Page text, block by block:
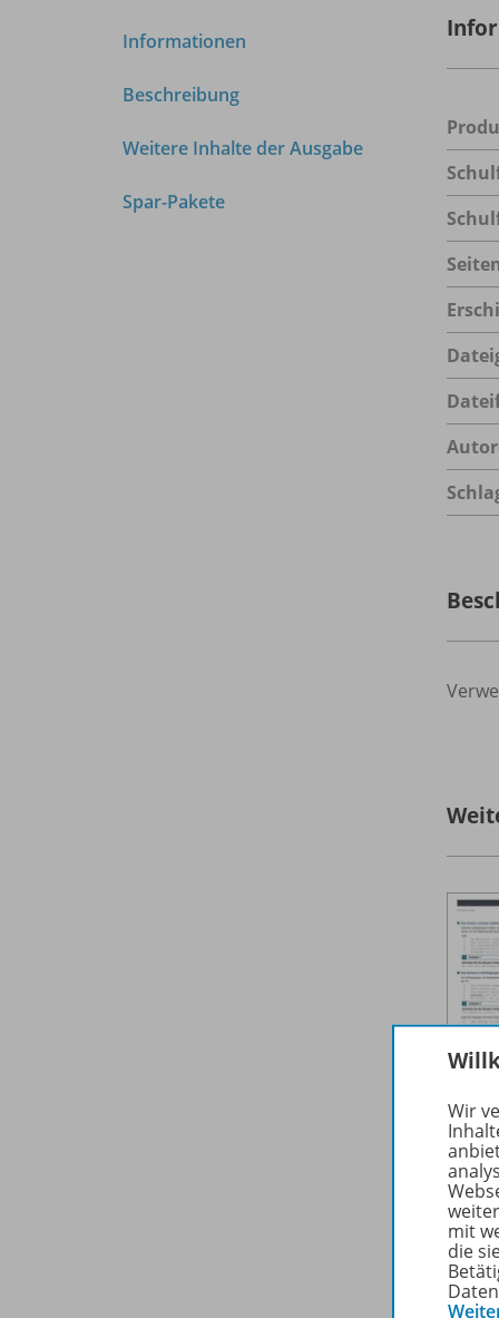
Informationen
Beschreibung
Weitere Inhalte der Ausgabe
Spar-Pakete
Wir
mit
die